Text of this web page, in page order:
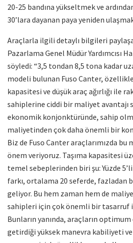
20-25 bandına yükseltmek ve
30’lara dayanan paya yeniden
Araçlarla ilgili detaylı bilgileri
Pazarlama Genel Müdür Yardımcısı
söyledi: “3,5 tondan 8,5 tona kadar
modeli bulunan Fuso Canter,
kapasitesi ve düşük araç ağırlığı ile
sahiplerine ciddi bir maliyet avantajı
ekonomik konjonktüründe, sahip
maliyetinden çok daha önemli bir
Biz de Fuso Canter araçlarımızda
önem veriyoruz. Taşıma kapasitesi
temel sebeplerinden biri şu: Yüzde
farkı, ortalama 20 seferde, fazladan
geliyor. Bu hem zaman hem de
sahipleri için çok önemli bir tasarruf
Bunların yanında, araçların optimum
getirdiği yüksek manevra kabiliyeti